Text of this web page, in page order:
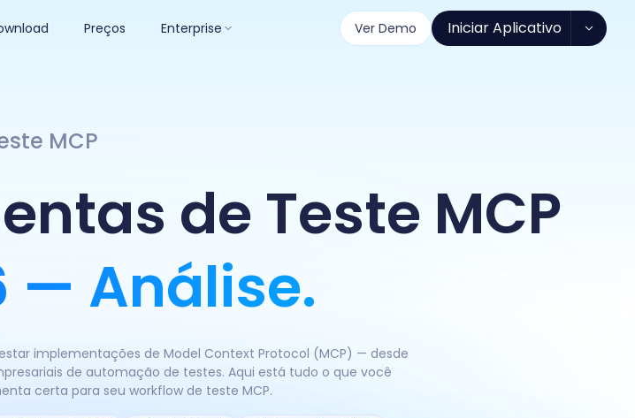
Preços Enterprise Ver Demo Iniciar Aplicativo
MCP
de Teste MCP
— Análise.
implementações de Model Context Protocol (MCP) — desde
de automação de testes. Aqui está tudo o que você
certa para seu workflow de teste MCP.